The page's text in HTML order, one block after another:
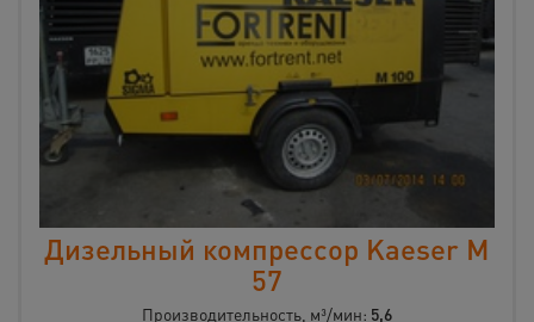
Дизельный компрессор Kaeser M
57
Производительность, м³/мин: 5,6